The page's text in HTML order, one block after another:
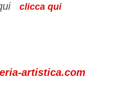
clicca qui
artistica.com